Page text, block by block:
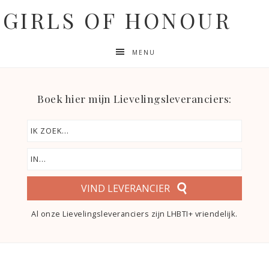
GIRLS OF HONOUR
MENU
Boek hier mijn Lievelingsleveranciers:
VIND LEVERANCIER
Al onze Lievelingsleveranciers zijn LHBTI+ vriendelijk.